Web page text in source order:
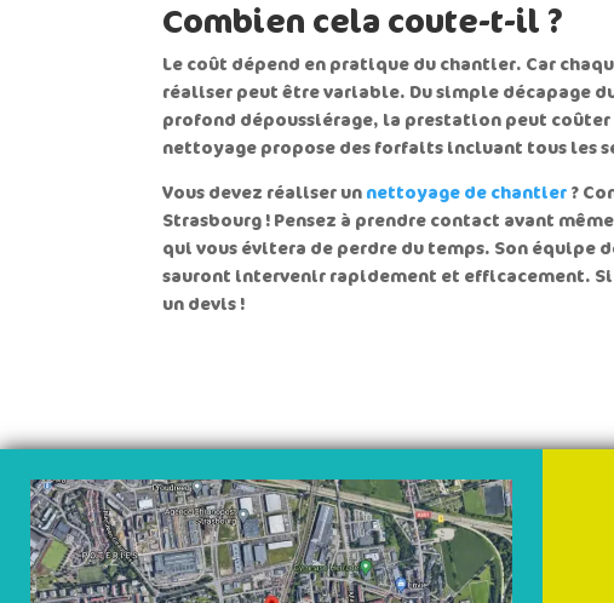
Combien cela coute-t-il ?
Le coût dépend en pratique du chantier. Car
réaliser peut être variable. Du simple décapage
profond dépoussiérage, la prestation peut
nettoyage propose des forfaits incluant tous les
Vous devez réaliser un nettoyage de chantier ?
Strasbourg ! Pensez à prendre contact avant
qui vous évitera de perdre du temps. Son
sauront intervenir rapidement et efficacement. Si
un devis !